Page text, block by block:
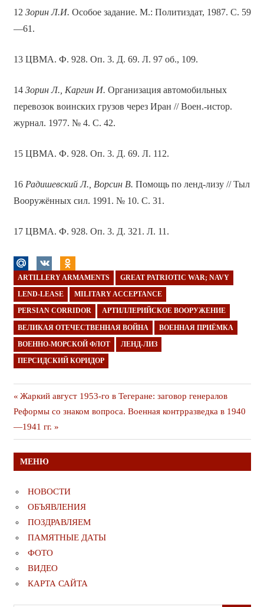
12 Зорин Л.И. Особое задание. М.: Политиздат, 1987. С. 59
—61.
13 ЦВМА. Ф. 928. Оп. 3. Д. 69. Л. 97 об., 109.
14 Зорин Л., Каргин И. Организация автомобильных
перевозок воинских грузов через Иран // Воен.-истор.
журнал. 1977. № 4. С. 42.
15 ЦВМА. Ф. 928. Оп. 3. Д. 69. Л. 112.
16 Радишевский Л., Ворсин В. Помощь по ленд-лизу // Тыл
Вооружённых сил. 1991. № 10. С. 31.
17 ЦВМА. Ф. 928. Оп. 3. Д. 321. Л. 11.
ARTILLERY ARMAMENTS GREAT PATRIOTIC WAR; NAVY
LEND-LEASE MILITARY ACCEPTANCE
PERSIAN CORRIDOR АРТИЛЛЕРИЙСКОЕ ВООРУЖЕНИЕ
ВЕЛИКАЯ ОТЕЧЕСТВЕННАЯ ВОЙНА ВОЕННАЯ ПРИЁМКА
ВОЕННО-МОРСКОЙ ФЛОТ ЛЕНД-ЛИЗ
ПЕРСИДСКИЙ КОРИДОР
Навигация
по
записям
Предыдущая
публикация
Жаркий август 1953-го в Тегеране: заговор генералов
Следующая
публикация
Реформы со знаком вопроса. Военная контрразведка в 1940
—1941 гг.
МЕНЮ
НОВОСТИ
ОБЪЯВЛЕНИЯ
ПОЗДРАВЛЯЕМ
ПАМЯТНЫЕ ДАТЫ
ФОТО
ВИДЕО
КАРТА САЙТА